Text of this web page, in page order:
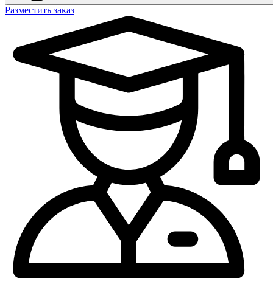
Разместить заказ